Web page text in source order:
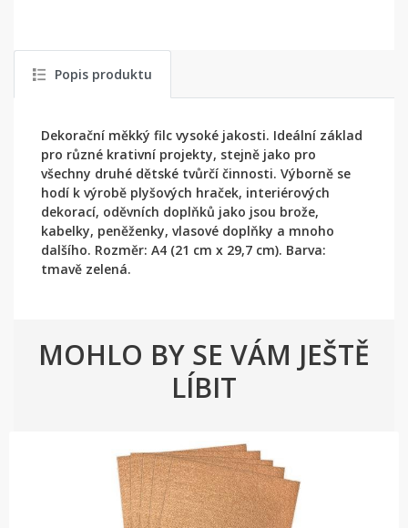
Popis produktu
Dekorační měkký filc vysoké jakosti. Ideální základ
pro různé krativní projekty, stejně jako pro
všechny druhé dětské tvůrčí činnosti. Výborně se
hodí k výrobě plyšových hraček, interiérových
dekorací, oděvních doplňků jako jsou brože,
kabelky, peněženky, vlasové doplňky a mnoho
dalšího. Rozměr: A4 (21 cm x 29,7 cm). Barva:
tmavě zelená.
MOHLO BY SE VÁM JEŠTĚ
LÍBIT